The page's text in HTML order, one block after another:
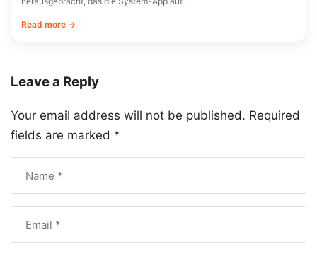
Read more →
Leave a Reply
Your email address will not be published. Required
fields are marked *